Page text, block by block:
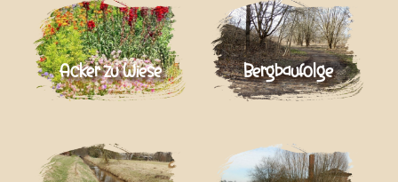
Acker zu Wiese Bergbaufolge